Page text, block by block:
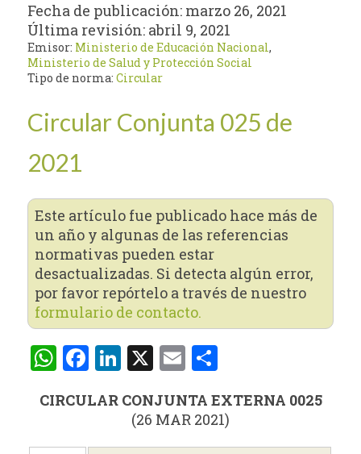
Fecha de publicación: marzo 26, 2021
Última revisión: abril 9, 2021
Emisor: Ministerio de Educación Nacional,
Ministerio de Salud y Protección Social
Tipo de norma:Circular
Circular Conjunta 025 de
2021
Este artículo fue publicado hace más de
un año y algunas de las referencias
normativas pueden estar
desactualizadas. Si detecta algún error,
por favor repórtelo a través de nuestro
formulario de contacto.
WhatsApp
Facebook
LinkedIn
X Email
CIRCULAR CONJUNTA EXTERNA 0025
(26 MAR 2021)